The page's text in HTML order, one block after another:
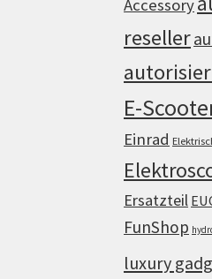
Accessory
reseller
E-
Einrad
Ersatzteil
FunShop
luxury